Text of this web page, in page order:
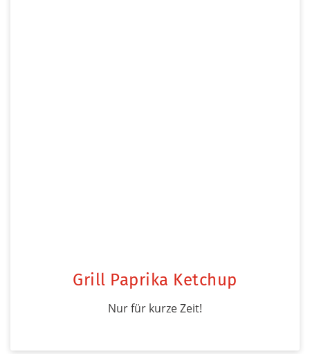
Grill Paprika Ketchup
Nur für kurze Zeit!